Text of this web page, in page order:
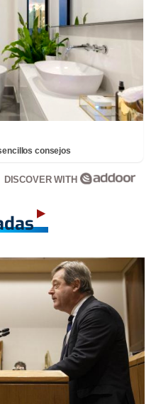
consejos
DISCOVER WITH